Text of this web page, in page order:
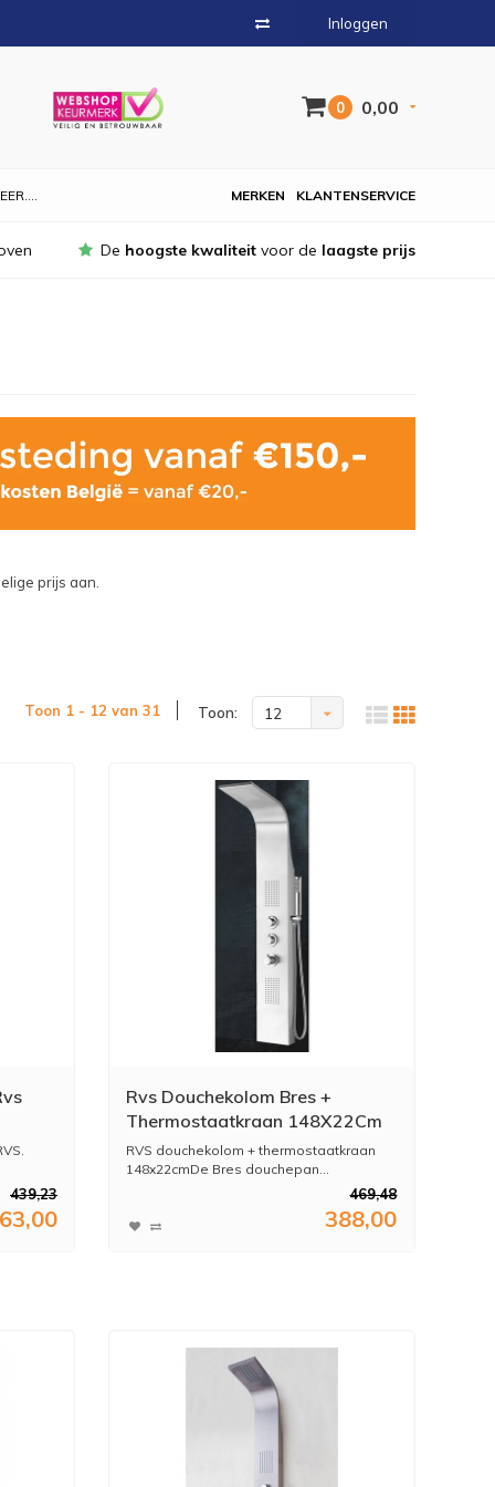
Inloggen
0 0,00
KLANTENSERVICE
MERKEN
De hoogste kwaliteit voor de laagste prijs
prijs aan.
Toon 1 - 12 van 31 Toon: 12
439,23
Rvs Douchekolom Bres +
Thermostaatkraan 148X22Cm
RVS douchekolom + thermostaatkraan
148x22cmDe Bres douchepan...
469,48
388,00